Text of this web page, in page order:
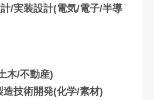
/実装設計(電気/電子/半導
木/不動産)
技術開発(化学/素材)